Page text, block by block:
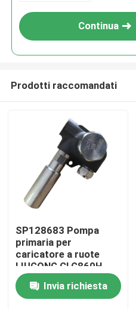
Casa
Prodotti
Video
Continua
Prodotti raccomandati
SP128683 Pompa
primaria per
caricatore a ruote
LIUGONG CLG860H、
CLG862H、
CLG862N、
CLG870H、CLG888、
Invia richiesta